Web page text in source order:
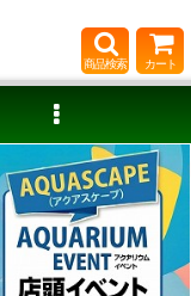
商品検索 カート